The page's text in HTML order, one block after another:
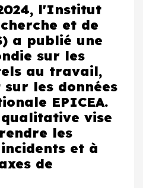
l'Institut
et de
a publié une
sur les
au travail,
les données
EPICEA.
vise
les
et à
de